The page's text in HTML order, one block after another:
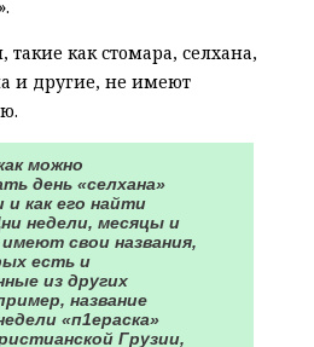
как стомара, селхана,
и другие, не имеют
можно
день «селхана»
как его найти
недели, месяцы и
свои названия,
есть и
из других
название
«п1ераска»
Грузии,